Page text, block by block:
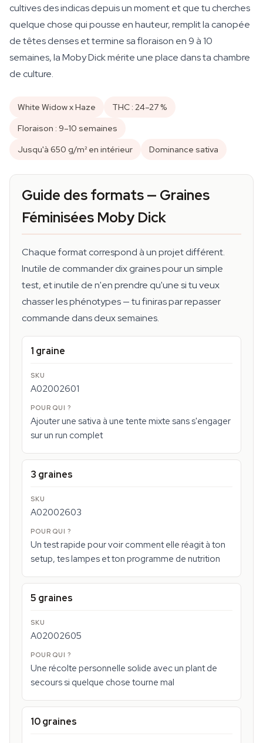
cultives des indicas depuis un moment et que tu cherches
quelque chose qui pousse en hauteur, remplit la canopée
de têtes denses et termine sa floraison en 9 à 10
semaines, la Moby Dick mérite une place dans ta chambre
de culture.
White Widow x Haze
THC : 24–27 %
Floraison : 9–10 semaines
Jusqu'à 650 g/m² en intérieur
Dominance sativa
Guide des formats — Graines
Féminisées Moby Dick
Chaque format correspond à un projet différent.
Inutile de commander dix graines pour un simple
test, et inutile de n'en prendre qu'une si tu veux
chasser les phénotypes — tu finiras par repasser
commande dans deux semaines.
1 graine
A02002601
Ajouter une sativa à une tente mixte sans s'engager
sur un run complet
3 graines
A02002603
Un test rapide pour voir comment elle réagit à ton
setup, tes lampes et ton programme de nutrition
5 graines
A02002605
Une récolte personnelle solide avec un plant de
secours si quelque chose tourne mal
10 graines